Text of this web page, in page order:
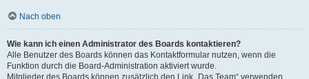
Nach oben
Wie kann ich einen Administrator des Boards kontaktieren?
Alle Benutzer des Boards können das Kontaktformular nutzen, wenn die
Funktion durch die Board-Administration aktiviert wurde.
Mitglieder des Boards können zusätzlich den Link „Das Team“ verwenden.